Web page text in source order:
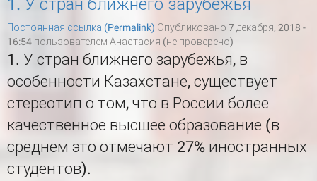
1. У стран ближнего зарубежья
Постоянная ссылка (Permalink) Опубликовано 7 декабря, 2018 -
16:54 пользователем Анастасия (не проверено)
1. У стран ближнего зарубежья, в
особенности Казахстане, существует
стереотип о том, что в России более
качественное высшее образование (в
среднем это отмечают 27% иностранных
студентов).